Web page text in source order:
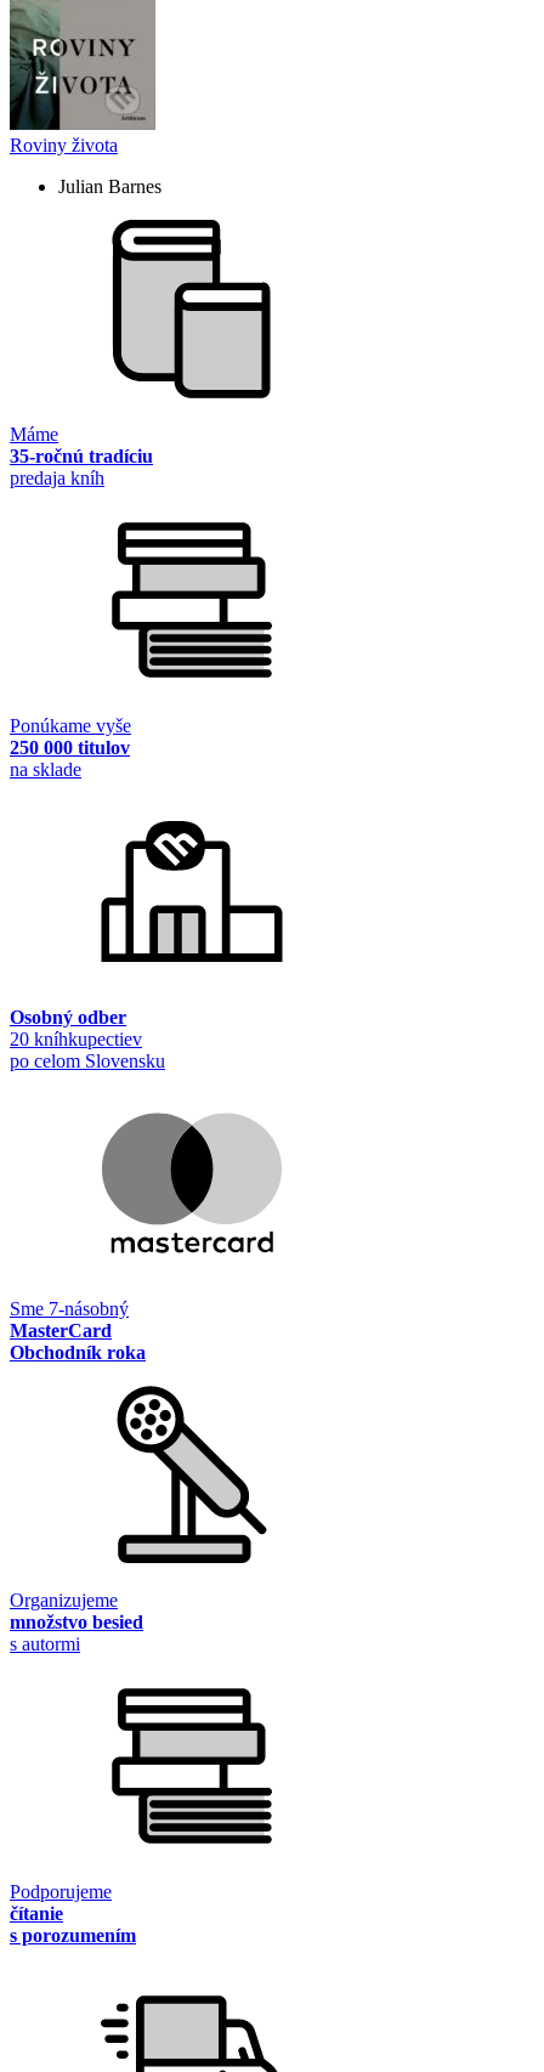
Roviny života
Julian Barnes
Máme
35-ročnú tradíciu
predaja kníh
Ponúkame vyše
250 000 titulov
na sklade
Osobný odber
20 kníhkupectiev
po celom Slovensku
Sme 7-násobný
MasterCard
Obchodník roka
Organizujeme
množstvo besied
s autormi
Podporujeme
čítanie
s porozumením